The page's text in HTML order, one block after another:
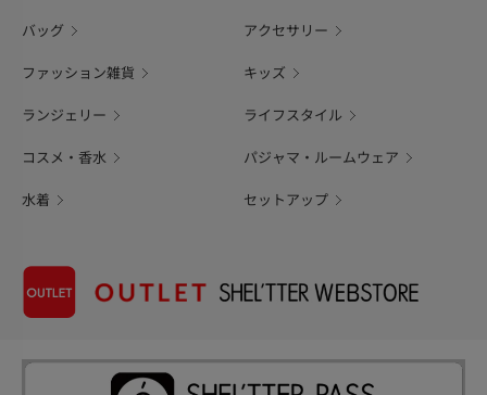
バッグ アクセサリー
ファッション雑貨 キッズ
ランジェリー ライフスタイル
コスメ・香水 パジャマ・ルームウェア
水着 セットアップ